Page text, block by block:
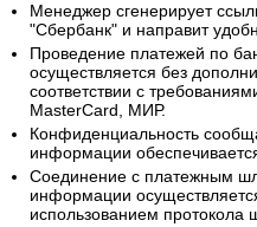
Менеджер сгенерирует
"Сбербанк" и направит
Проведение платежей по
осуществляется без
соответствии с
MasterCard, МИР.
Конфиденциальность
информации
Соединение с платежным
информации
использованием протокола